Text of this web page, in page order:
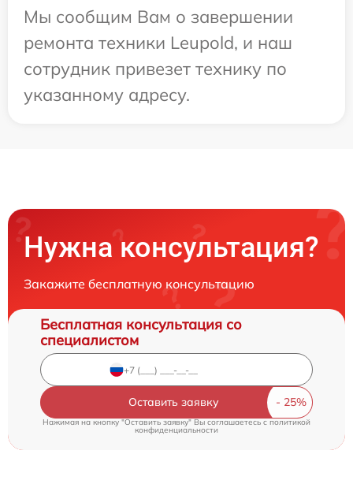
Мы сообщим Вам о завершении
ремонта техники Leupold, и наш
сотрудник привезет технику по
указанному адресу.
Нужна консультация?
Закажите бесплатную консультацию
Бесплатная консультация со
специалистом
Оставить заявку
Нажимая на кнопку "Оставить заявку" Вы соглашаетесь c политикой
конфиденциальности